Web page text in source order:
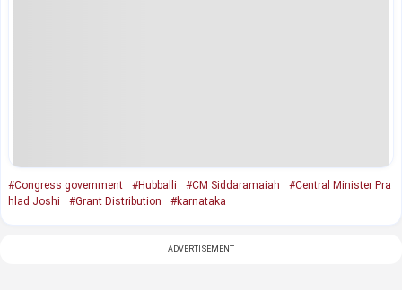
#Congress government #Hubballi #CM Siddaramaiah
#Central Minister Pra
hlad Joshi
#Grant Distribution #karnataka
ADVERTISEMENT